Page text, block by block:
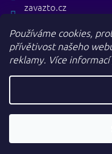
Používáme cookies,
přívětivost našeho
reklamy. Více informací
zavazto.cz